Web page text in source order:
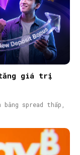
tăng giá trị
spread thấp,